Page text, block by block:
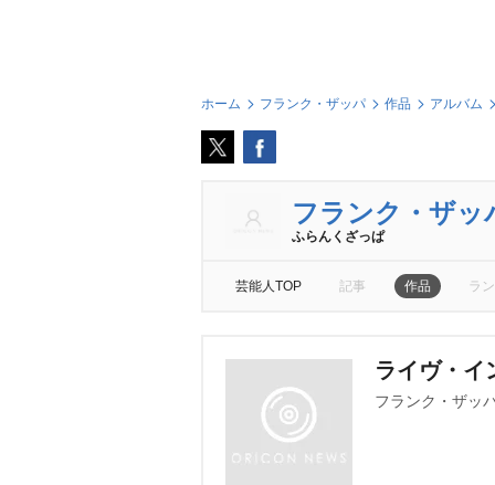
ホーム フランク・ザッパ 作品 アルバム
フランク・ザッ
ふらんくざっぱ
芸能人TOP 記事 作品 ラ
ライヴ・イ
フランク・ザッ